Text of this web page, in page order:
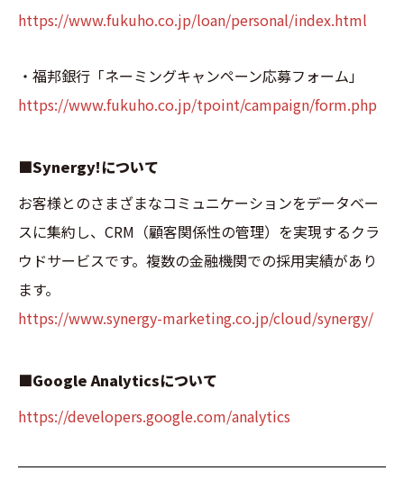
https://www.fukuho.co.jp/loan/personal/index.html
・福邦銀行「ネーミングキャンペーン応募フォーム」
https://www.fukuho.co.jp/tpoint/campaign/form.php
■Synergy!について
お客様とのさまざまなコミュニケーションをデータベー
スに集約し、CRM（顧客関係性の管理）を実現するクラ
ウドサービスです。複数の金融機関での採用実績があり
ます。
https://www.synergy-marketing.co.jp/cloud/synergy/
■Google Analyticsについて
https://developers.google.com/analytics